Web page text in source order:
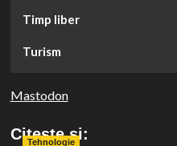
Timp liber
Turism
Mastodon
Citeste si:
Tehnologie